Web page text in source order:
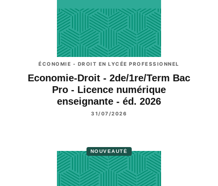
ÉCONOMIE - DROIT EN LYCÉE PROFESSIONNEL
Economie-Droit - 2de/1re/Term Bac
Pro - Licence numérique
enseignante - éd. 2026
31/07/2026
NOUVEAUTÉ